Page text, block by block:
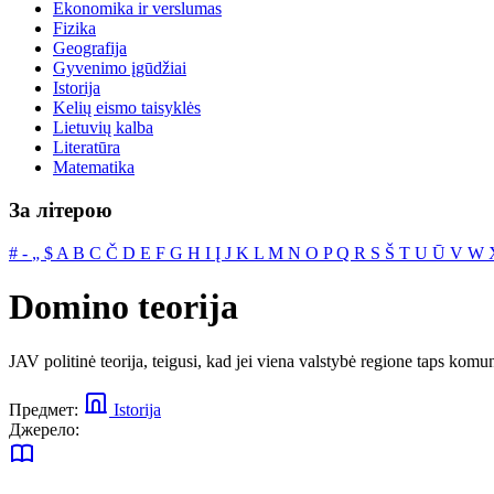
Ekonomika ir verslumas
Fizika
Geografija
Gyvenimo įgūdžiai
Istorija
Kelių eismo taisyklės
Lietuvių kalba
Literatūra
Matematika
За літерою
# ‐ „ $ A B C Č D E F G H I Į J K L M N O PQ R S Š T U Ū V W
Domino teorija
JAV politinė teorija, teigusi, kad jei viena valstybė regione taps
Предмет:
Istorija
Джерело: